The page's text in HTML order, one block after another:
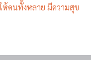
ห้คนทั้งหลาย มีความสุข